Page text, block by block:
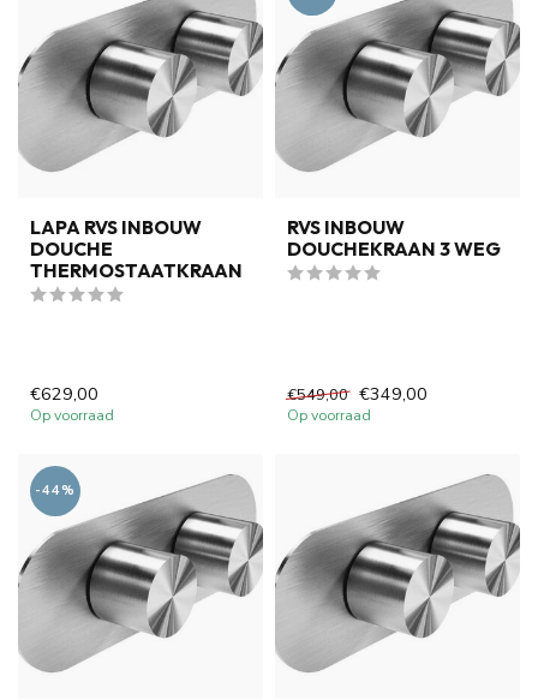
LAPA RVS INBOUW
DOUCHE
THERMOSTAATKRAAN
€629,00
Op voorraad
RVS INBOUW
DOUCHEKRAAN 3 WEG
€549,00 €349,00
Op voorraad
-44%